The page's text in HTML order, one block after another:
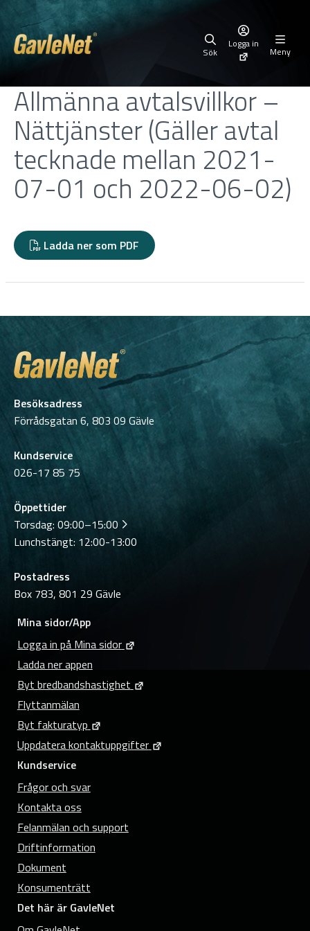
Sök
Logga in
Meny
Allmänna avtalsvillkor –
Nättjänster (Gäller avtal
tecknade mellan 2021-
07-01 och 2022-06-02)
Ladda ner som PDF
Besöksadress
Förrådsgatan 6, 803 09 Gävle
Kundservice
026-17 85 75
Öppettider
Torsdag: 09:00–15:00
Lunchstängt: 12:00-13:00
Postadress
Box 783, 801 29 Gävle
Mina sidor/App
Logga in på Mina sidor
Ladda ner appen
Byt bredbandshastighet
Flyttanmälan
Byt fakturatyp
Uppdatera kontaktuppgifter
Kundservice
Frågor och svar
Kontakta oss
Felanmälan och support
Driftinformation
Dokument
Konsumenträtt
Det här är GavleNet